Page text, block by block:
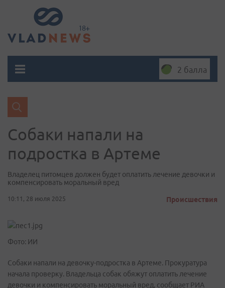
2 балла
Собаки напали на
подростка в Артеме
Владелец питомцев должен будет оплатить лечение девочки и
компенсировать моральный вред
10:11, 28 июля 2025 Происшествия
Фото: ИИ
Собаки напали на девочку-подростка в Артеме. Прокуратура
начала проверку. Владельца собак обяжут оплатить лечение
девочки и компенсировать моральный вред, сообщает РИА